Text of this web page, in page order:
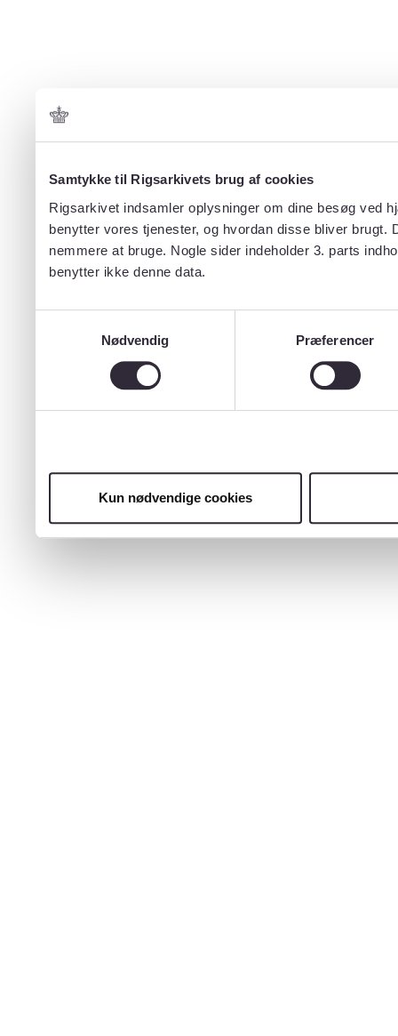
Samtykke til Rigsarkivets brug af cookies
Rigsarkivet indsamler oplysninger om dine besøg ved
benytter vores tjenester, og hvordan disse bliver
nemmere at bruge. Nogle sider indeholder 3. parts
benytter ikke denne data.
Nødvendig
Præferencer
Kun nødvendige cookies